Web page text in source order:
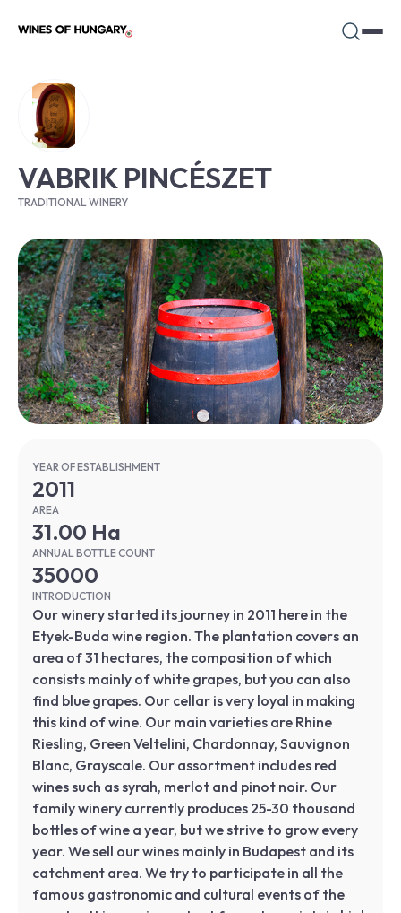
VABRIK PINCÉSZET
TRADITIONAL WINERY
YEAR OF ESTABLISHMENT
2011
AREA
31.00 Ha
ANNUAL BOTTLE COUNT
35000
INTRODUCTION
Our winery started its journey in 2011 here in the
Etyek-Buda wine region. The plantation covers an
area of ​​31 hectares, the composition of which
consists mainly of white grapes, but you can also
find blue grapes. Our cellar is very loyal in making
this kind of wine. Our main varieties are Rhine
Riesling, Green Veltelini, Chardonnay, Sauvignon
Blanc, Grayscale. Our assortment includes red
wines such as syrah, merlot and pinot noir. Our
family winery currently produces 25-30 thousand
bottles of wine a year, but we strive to grow every
year. We sell our wines mainly in Budapest and its
catchment area. We try to participate in all the
famous gastronomic and cultural events of the